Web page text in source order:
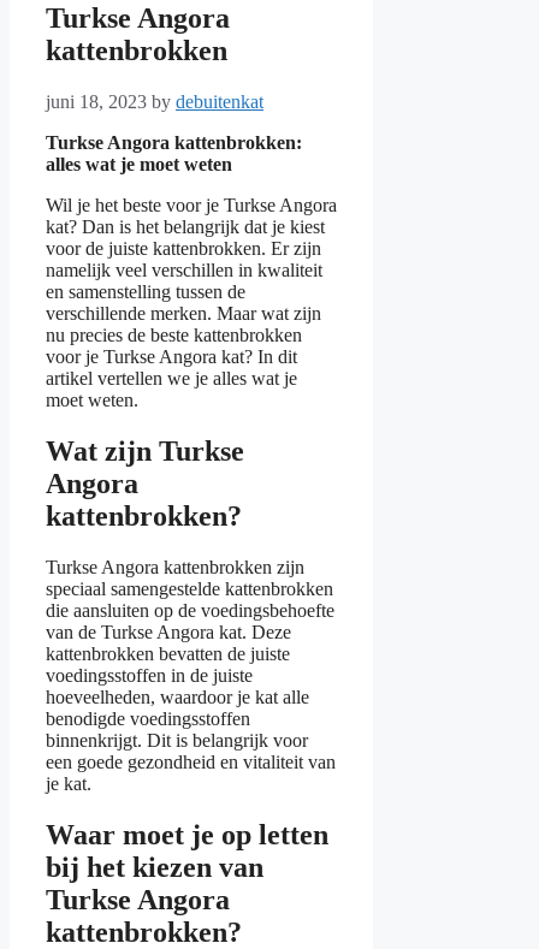
Turkse Angora
kattenbrokken
juni 18, 2023 by debuitenkat
Turkse Angora kattenbrokken:
alles wat je moet weten
Wil je het beste voor je Turkse Angora
kat? Dan is het belangrijk dat je kiest
voor de juiste kattenbrokken. Er zijn
namelijk veel verschillen in kwaliteit
en samenstelling tussen de
verschillende merken. Maar wat zijn
nu precies de beste kattenbrokken
voor je Turkse Angora kat? In dit
artikel vertellen we je alles wat je
moet weten.
Wat zijn Turkse
Angora
kattenbrokken?
Turkse Angora kattenbrokken zijn
speciaal samengestelde kattenbrokken
die aansluiten op de voedingsbehoefte
van de Turkse Angora kat. Deze
kattenbrokken bevatten de juiste
voedingsstoffen in de juiste
hoeveelheden, waardoor je kat alle
benodigde voedingsstoffen
binnenkrijgt. Dit is belangrijk voor
een goede gezondheid en vitaliteit van
je kat.
Waar moet je op letten
bij het kiezen van
Turkse Angora
kattenbrokken?